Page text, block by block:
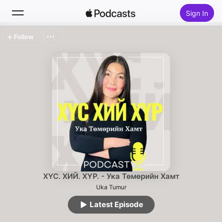
Sign In
Top Charts
ХҮС. ХИЙ. ХҮР. - Ука Төмөрийн Хамт
Uka Tumur
Latest Episode
Follow